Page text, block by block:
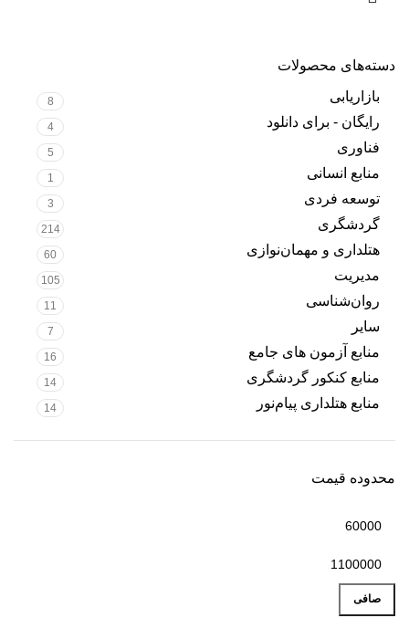
دسته‌های محصولات
بازاریابی
8
رایگان - برای دانلود 4
فناوری 5
منابع انسانی 1
توسعه فردی 3
گردشگری 214
هتلداری و مهمان‌نوازی 60
مدیریت 105
روان‌شناسی 11
سایر 7
منابع آزمون های جامع 16
منابع کنکور گردشگری 14
منابع هتلداری پیام‌نور 14
محدوده قیمت
صافی